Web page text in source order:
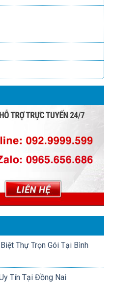
Thự Trọn Gói Tại Bình
Tín Tại Đồng Nai